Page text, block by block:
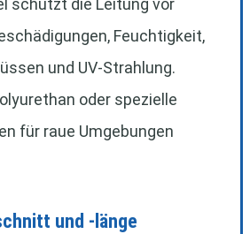
schützt die Leitung vor
Feuchtigkeit,
und UV-Strahlung.
oder spezielle
für raue Umgebungen
und -länge